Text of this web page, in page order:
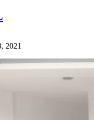
2021